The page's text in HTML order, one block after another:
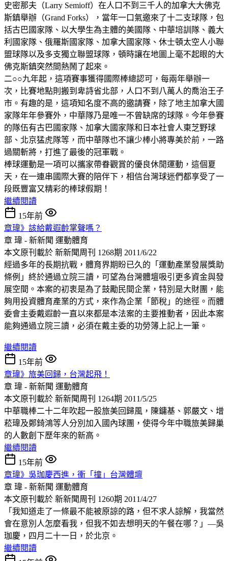
史密那夫（Larry Semioff）在人口不到三千人的加拿大大佛克
斯鎮舉辦（Grand Forks），當年一口氣邀來了十二支球隊，包
括古巴國家隊、以大學生為主體的美國隊、中華培訓隊、義大
利國家隊、俄羅斯國家隊、加拿大國家隊、休士頓太空人小聯
盟球隊以及多支獨立聯盟球隊，頓時讓在地圖上毫不起眼的大
佛克斯鎮突然間熱鬧了起來。
二○○九年起，這項賽事獲得國際棒總認可，每兩年舉辦一
次，比賽地點則搬到卑詩省北部，人口不到八萬人的喬治王子
市。有趣的是，這項知名度不高的邀請賽，除了地主加拿大國
家隊年年參賽外，中華隊乃是唯一不曾缺席的球隊。今年參賽
的隊伍有古巴國家隊、加拿大國家隊和日本社會人東芝野球
部、北京猛虎隊等，而中華隊也不讓少棒小將專美於前，一路
過關斬將，打進了最後的冠軍戰。
棒球運動是一項可以攜家帶眷觀賞的優良休閒運動，這個夏
天，在一連串國際大賽的陪伴下，相信台灣球迷們都享受了一
段既豐富又精彩的棒球假期！
繼續閱讀
15年前
章瑋》該給戴遐齡掌聲嗎？
章 瑋 - 新新聞 運動體育
本文原刊載於 新新聞周刊 1268期 2011/6/22
經過多年的長期抗戰，體育界期盼已久的「運動產業發展獎助
條例」終於通過立院三讀，可望為台灣體壇吸引更多資金與發
展空間。本案的初衷是為了鼓勵民間企業，特別是大財團，能
夠用投資體育產業的方式，來作為企業「節稅」的途徑。而體
委會主委戴遐齡一直以來都是本法案的主要推動者，因此本案
能夠通過立院三讀，必須在戴主委的功勞簿上記上一筆。
繼續閱讀
15年前
章瑋》旅美回歸，台灣起飛！
章 瑋 - 新新聞 運動體育
本文原刊載於 新新聞周刊 1264期 2011/5/25
中華職棒二十二年吹起一股旅美回歸風，陳鏞基、郭嚴文、增
菘瑋及鄭錡鴻等人分別加入國內球團，使得今年中職旅美歸巢
的人數創下歷年來的新高。
繼續閱讀
15年前
章瑋》吳珈慶西進，衝「撞」台灣體壇
章 瑋 - 新新聞 運動體育
本文原刊載於 新新聞周刊 1260期 2011/4/27
「我知道走了一條最不能被原諒的路，但不求人諒解，我當然
會在意別人怎麼看我，但我不如去想明天的午餐在哪？」—吳
珈慶，四月二十一日，於北京。
繼續閱讀